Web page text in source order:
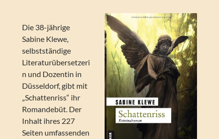
Die 38-jährige
Sabine Klewe,
selbstständige
Literaturübersetzeri
n und Dozentin in
Düsseldorf, gibt mit
„Schattenriss“ ihr
Romandebüt. Der
Inhalt ihres 227
Seiten umfassenden